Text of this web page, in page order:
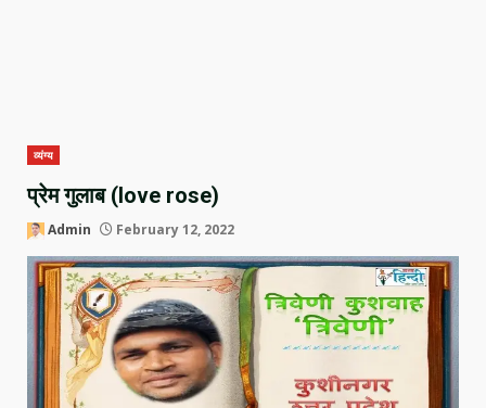
व्यंग्य
प्रेम गुलाब (love rose)
Admin February 12, 2022